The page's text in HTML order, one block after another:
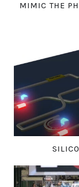
MIMIC THE